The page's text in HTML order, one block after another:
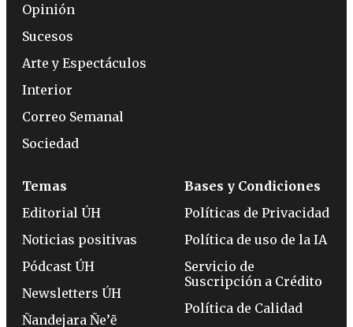
Opinión
Sucesos
Arte y Espectáculos
Interior
Correo Semanal
Sociedad
Temas
Editorial ÚH
Noticias positivas
Pódcast ÚH
Newsletters ÚH
Ñandejara Ñe’ẽ
Bases y Condiciones
Políticas de Privacidad
Política de uso de la IA
Servicio de
Suscripción a Crédito
Política de Calidad